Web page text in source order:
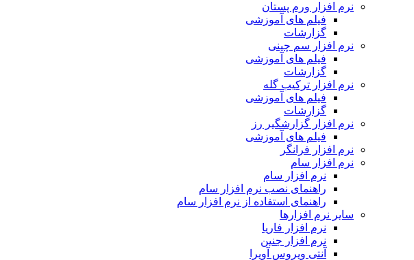
نرم افزار ورم پستان
فیلم های آموزشی
گزارشات
نرم افزار سم چینی
فیلم های آموزشی
گزارشات
نرم افزار ترکیب گله
فیلم های آموزشی
گزارشات
نرم افزار گزارشگیر رز
فیلم های آموزشی
نرم افزار فرانگر
نرم افزار سام
نرم افزار سام
راهنمای نصب نرم افزار سام
راهنمای استفاده از نرم افزار سام
سایر نرم افزارها
نرم افزار فاریا
نرم افزار جنین
آنتی ویروس آویرا